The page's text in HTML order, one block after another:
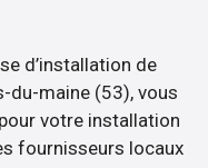
d’installation de
du-maine (53), vous
votre installation
fournisseurs locaux